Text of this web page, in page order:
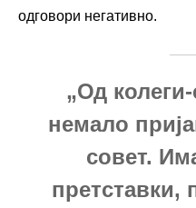
одговори негативно.
„Од
немало
совет.
претставки,